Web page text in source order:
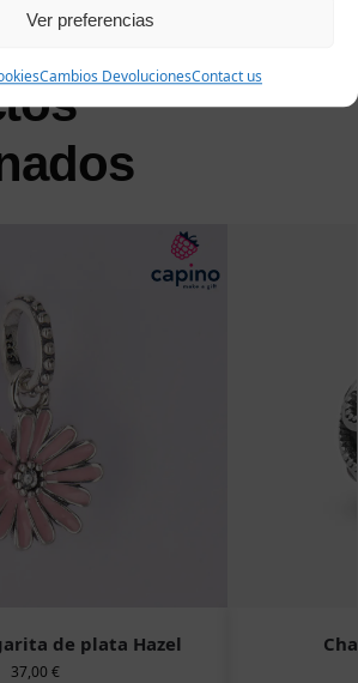
Ver preferencias
Cambios DevolucionesContact us
de plata Hazel
37,00€